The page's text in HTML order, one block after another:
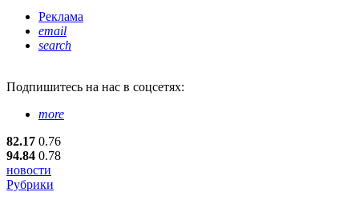
Реклама
email
search
Подпишитесь на нас в соцсетях:
more
82.17 0.76
94.84 0.78
новости
Рубрики